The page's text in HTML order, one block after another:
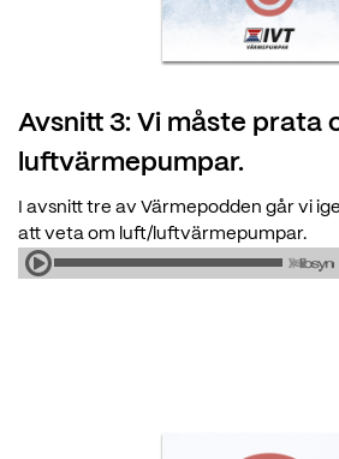
Avsnitt 3: Vi måste prata
luftvärmepumpar.
I avsnitt tre av Värmepodden går vi
att veta om luft/luftvärmepumpar.